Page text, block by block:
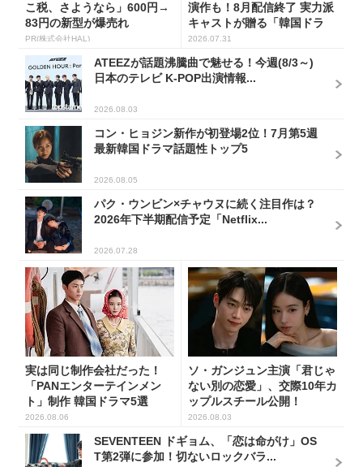
こ税、さようなら」600円→
83円の新型が爆売れ
PR(株式会社HAL)
演作も！8月配信終了 実力派
キャストが贈る「韓国ドラ
マ...
2026.07.31
ATEEZが話題沸騰曲で魅せる！今週(8/3～)
日本のテレビ K-POP出演情報...
2026.08.03
コン・ヒョジン新作が初登場2位！7月第5週
最新韓国ドラマ話題性トップ5
2026.08.05
パク・ウンビン×チャウヌに続く注目作は？
2026年下半期配信予定「Netflix...
2026.07.28
実は同じ制作会社だった！
「PANエンターテインメン
ト」制作 韓国ドラマ5選
2026.08.06
ソ・ガンジュン主演「君じゃ
ない別の恋愛」、交際10年カ
ップルスチール公開！
2026.08.03
SEVENTEEN ドギョム、「恋は命がけ」OS
T第2弾に参加！切ないロックバラ...